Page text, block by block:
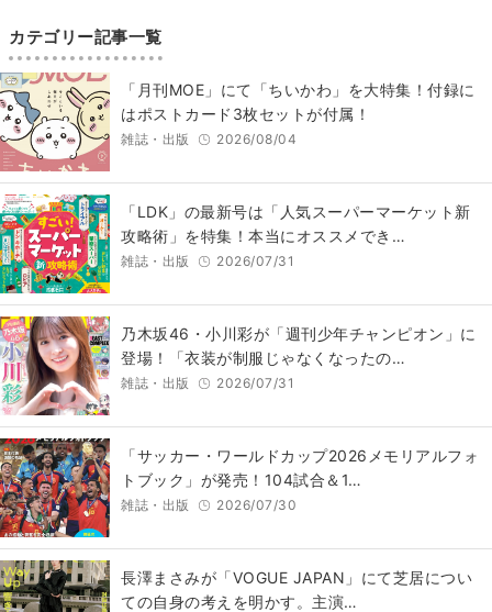
カテゴリー記事一覧
「月刊MOE」にて「ちいかわ」を大特集！付録に
はポストカード3枚セットが付属！
雑誌・出版 2026/08/04
「LDK」の最新号は「人気スーパーマーケット新
攻略術」を特集！本当にオススメでき…
雑誌・出版 2026/07/31
乃木坂46・小川彩が「週刊少年チャンピオン」に
登場！「衣装が制服じゃなくなったの…
雑誌・出版 2026/07/31
「サッカー・ワールドカップ2026メモリアルフォ
トブック」が発売！104試合＆1…
雑誌・出版 2026/07/30
長澤まさみが「VOGUE JAPAN」にて芝居につい
ての自身の考えを明かす。主演…